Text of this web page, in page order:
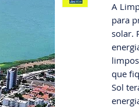
A
para
solar.
que
Sol